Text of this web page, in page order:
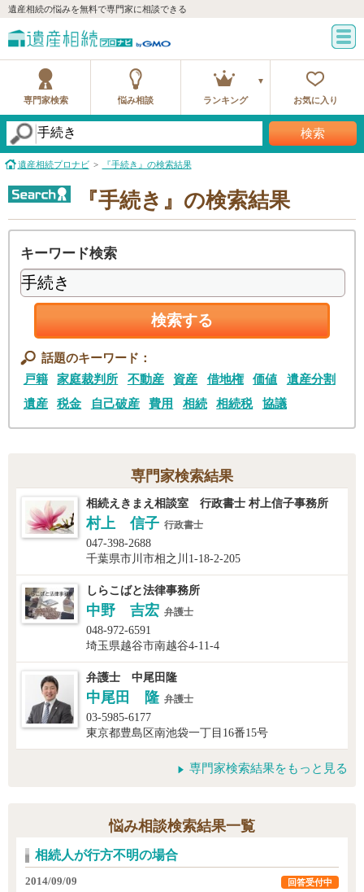
遺産相続の悩みを無料で専門家に相談できる
専門家検索 悩み相談 ランキング お気に入り
検索
遺産相続プロナビ 『手続き』の検索結果
『手続き』の検索結果
キーワード検索
検索する
話題のキーワード：
戸籍
家庭裁判所 不動産 資産 借地権 価値
遺産分割
遺産
税金 自己破産 費用 相続 相続税 協議
専門家検索結果
相続えきまえ相談室 行政書士 村上信子事務所
村上 信子 行政書士
047-398-2688
千葉県市川市相之川1-18-2-205
しらこばと法律事務所
中野 吉宏 弁護士
048-972-6591
埼玉県越谷市南越谷4-11-4
弁護士 中尾田隆
中尾田 隆 弁護士
03-5985-6177
東京都豊島区南池袋一丁目16番15号
専門家検索結果をもっと見る
悩み相談検索結果一覧
相続人が行方不明の場合
2014/09/09
回答受付中